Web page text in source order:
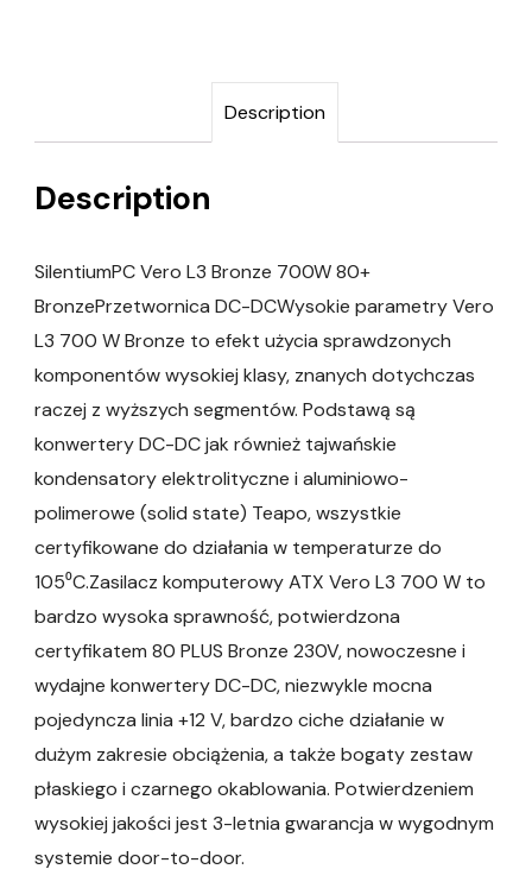
Description
Description
SilentiumPC Vero L3 Bronze 700W 80+
BronzePrzetwornica DC-DCWysokie parametry Vero
L3 700 W Bronze to efekt użycia sprawdzonych
komponentów wysokiej klasy, znanych dotychczas
raczej z wyższych segmentów. Podstawą są
konwertery DC-DC jak również tajwańskie
kondensatory elektrolityczne i aluminiowo-
polimerowe (solid state) Teapo, wszystkie
certyfikowane do działania w temperaturze do
105⁰C.Zasilacz komputerowy ATX Vero L3 700 W to
bardzo wysoka sprawność, potwierdzona
certyfikatem 80 PLUS Bronze 230V, nowoczesne i
wydajne konwertery DC-DC, niezwykle mocna
pojedyncza linia +12 V, bardzo ciche działanie w
dużym zakresie obciążenia, a także bogaty zestaw
płaskiego i czarnego okablowania. Potwierdzeniem
wysokiej jakości jest 3-letnia gwarancja w wygodnym
systemie door-to-door.